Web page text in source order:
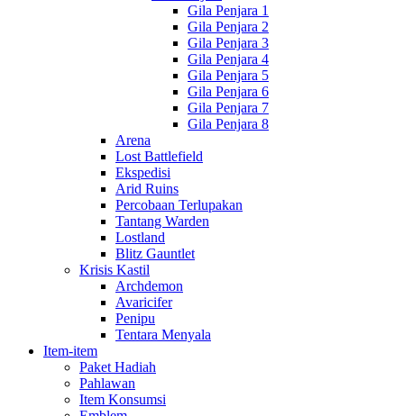
Gila Penjara 1
Gila Penjara 2
Gila Penjara 3
Gila Penjara 4
Gila Penjara 5
Gila Penjara 6
Gila Penjara 7
Gila Penjara 8
Arena
Lost Battlefield
Ekspedisi
Arid Ruins
Percobaan Terlupakan
Tantang Warden
Lostland
Blitz Gauntlet
Krisis Kastil
Archdemon
Avaricifer
Penipu
Tentara Menyala
Item-item
Paket Hadiah
Pahlawan
Item Konsumsi